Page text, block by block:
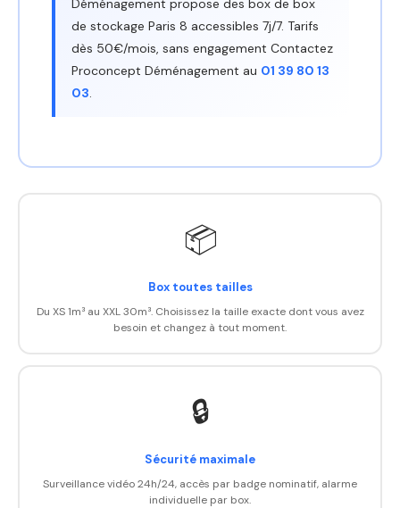
de stockage Paris 8 accessibles 7j/7. Tarifs
dès 50€/mois, sans engagement Contactez
Proconcept Déménagement au 01 39 80 13
03
📦
Box toutes tailles
Du XS 1m³ au XXL 30m³. Choisissez la taille exacte dont vous avez
besoin et changez à tout moment.
🔒
Sécurité maximale
Surveillance vidéo 24h/24, accès par badge nominatif, alarme
individuelle par box.